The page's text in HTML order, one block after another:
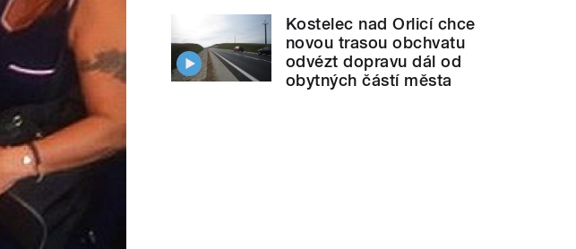
Kostelec nad Orlicí chce
novou trasou obchvatu
odvézt dopravu dál od
obytných částí města